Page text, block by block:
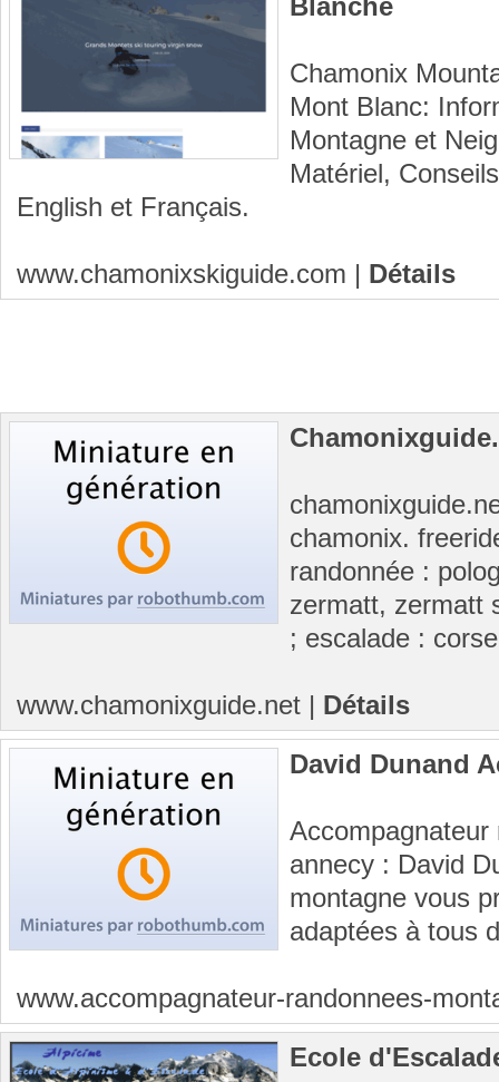
Blanche
Chamonix
Mont Blanc:
Montagne et
Matériel,
English et Français.
www.chamonixskiguide.com | Détails
chamonix.
randonnée :
zermatt, zermatt
; escalade :
www.chamonixguide.net | Détails
David Dunand
Accompagnateur
annecy : David
montagne vous
adaptées à tous
www.accompagnateur-randonnees-
Ecole